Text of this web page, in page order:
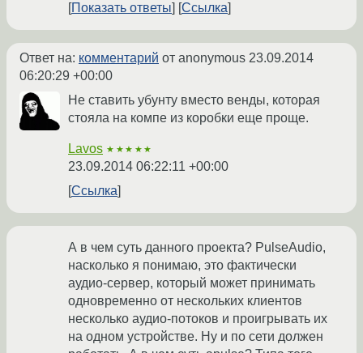
Показать ответы
Ссылка
Ответ на: комментарий от anonymous 23.09.2014
06:20:29 +00:00
Не ставить убунту вместо венды, которая
стояла на компе из коробки еще проще.
Lavos ★★★★★
23.09.2014 06:22:11 +00:00
Ссылка
А в чем суть данного проекта? PulseAudio,
насколько я понимаю, это фактически
аудио-сервер, который может принимать
одновременно от нескольких клиентов
несколько аудио-потоков и проигрывать их
на одном устройстве. Ну и по сети должен